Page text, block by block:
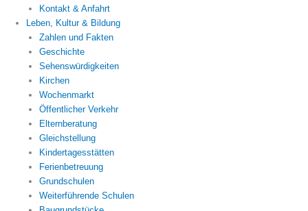
Kontakt & Anfahrt
Leben, Kultur & Bildung
Zahlen und Fakten
Geschichte
Sehenswürdigkeiten
Kirchen
Wochenmarkt
Öffentlicher Verkehr
Elternberatung
Gleichstellung
Kindertagesstätten
Ferienbetreuung
Grundschulen
Weiterführende Schulen